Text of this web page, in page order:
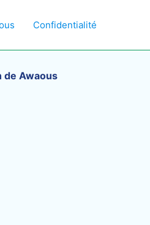
Confidentialité
de Awaous